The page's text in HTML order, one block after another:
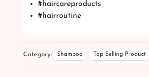
#haircareproducts
#hairroutine
Category: Shampoo Top Selling Product